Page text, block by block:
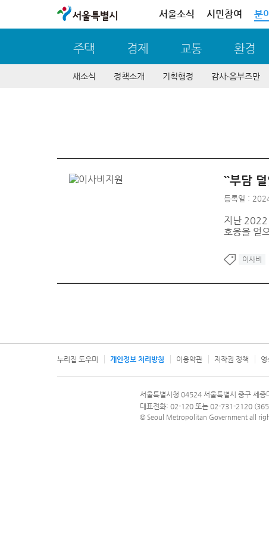
서울특별시 서울소식 시민참여 분
주택 경제 교통 환경
새소식 정책소개 기획행정 감사∙옴부즈만
``부담
등록일 :
지난 2022
호응을 얻
이사비
누리집 도우미 개인정보 처리방침 이용약관 저작권 정책 영
문의 전화번호 120, 120 다산콜재단
서울특별시청 04524 서울특별시 중구 세종
대표전화: 02-120 또는 02-731-2120
© Seoul Metropolitan Government all